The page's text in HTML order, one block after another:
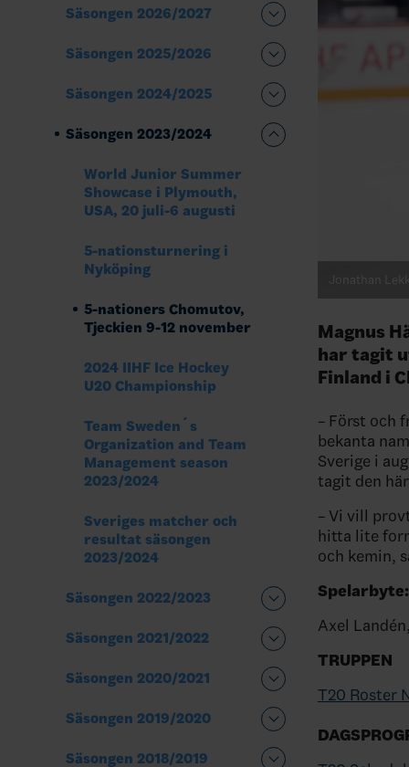
Säsongen 2026/2027
Säsongen 2025/2026
Säsongen 2024/2025
Säsongen 2023/2024
World Junior Summer
Showcase i Plymouth,
USA, 20 juli-6 augusti
5-nationsturnering i
Nyköping
5-nationers Chomutov,
Tjeckien 9-12 november
2024 IIHF Ice Hockey
U20 Championship
Team Sweden´s
Organization and Team
Management season
2023/2024
Sveriges matcher och
resultat säsongen
2023/2024
Säsongen 2022/2023
Säsongen 2021/2022
Säsongen 2020/2021
Säsongen 2019/2020
Säsongen 2018/2019
Jonathan
Magnus
har tagit
Finland i
– Först och
bekanta
Sverige i
tagit den
– Vi vill
hitta lite
och kemin,
Spelarbyte:
Axel
TRUPPEN
T20 Roster